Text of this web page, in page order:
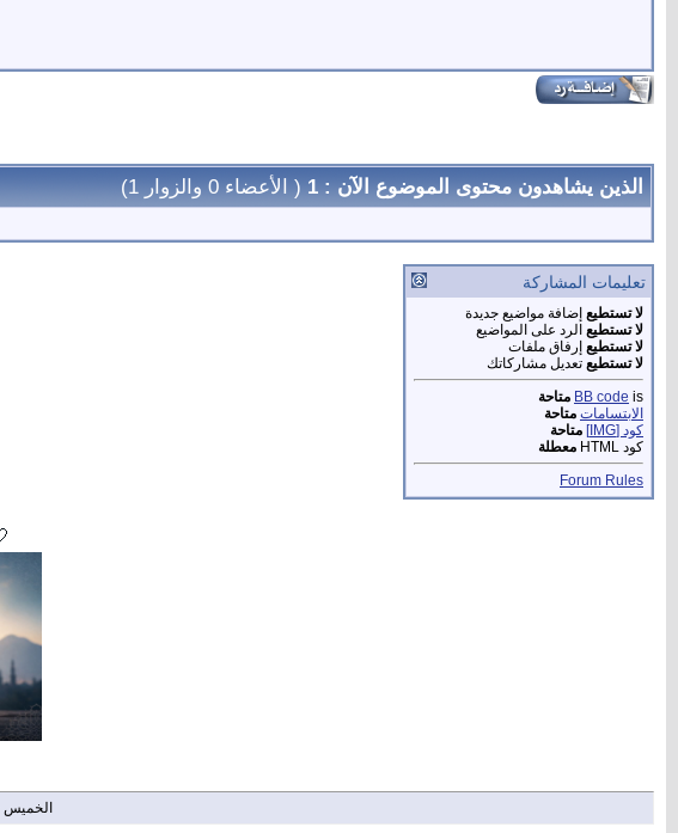
الذين يشاهدون محتوى الموضوع الآن : 1 ( الأعضاء 0 والزوار 1)
تعليمات المشاركة
لا تستطيع إضافة مواضيع جديدة
لا تستطيع الرد على المواضيع
لا تستطيع إرفاق ملفات
لا تستطيع تعديل مشاركاتك
BB code is
متاحة
الابتسامات متاحة
كود [IMG]
متاحة
كود HTML
معطلة
Forum Rules
الخميس 6 من اغسطس 2026 , الساعة الان 06:52:46 صباحاً